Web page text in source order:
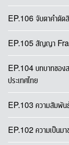
EP.106 จับตาคำตัด
EP.105 สัญญา
EP.104 บทบาทของ
ประเทศไทย
EP.103 ความสัมพัน
EP.102 ความเป็นม